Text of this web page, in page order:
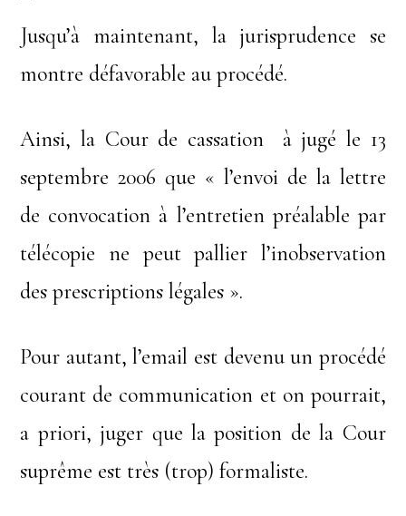
Jusqu’à maintenant, la jurisprudence se
montre défavorable au procédé.
Ainsi, la Cour de cassation à jugé le 13
septembre 2006 que « l’envoi de la lettre
de convocation à l’entretien préalable par
télécopie ne peut pallier l’inobservation
des prescriptions légales ».
Pour autant, l’email est devenu un procédé
courant de communication et on pourrait,
a priori, juger que la position de la Cour
suprême est très (trop) formaliste.